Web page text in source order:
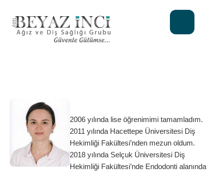
2006 yılında lise öğrenimimi tamamladım.
2011 yılında Hacettepe Üniversitesi Diş
Hekimliği Fakültesi’nden mezun oldum.
2018 yılında Selçuk Üniversitesi Diş
Hekimliği Fakültesi’nde Endodonti alanında